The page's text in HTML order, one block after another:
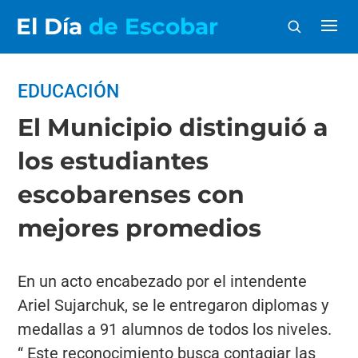
El Día de Escobar
EDUCACIÓN
El Municipio distinguió a
los estudiantes
escobarenses con
mejores promedios
En un acto encabezado por el intendente
Ariel Sujarchuk, se le entregaron diplomas y
medallas a 91 alumnos de todos los niveles.
“ Este reconocimiento busca contagiar las